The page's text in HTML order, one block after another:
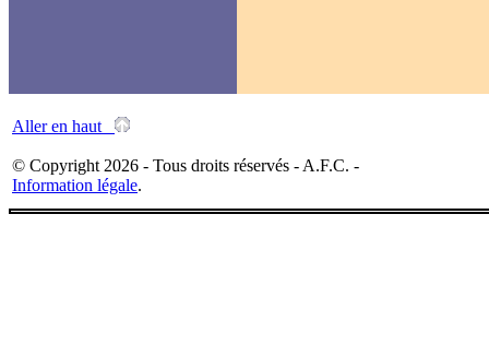
Aller en haut
© Copyright 2026 - Tous droits réservés - A.F.C. -
Information légale.